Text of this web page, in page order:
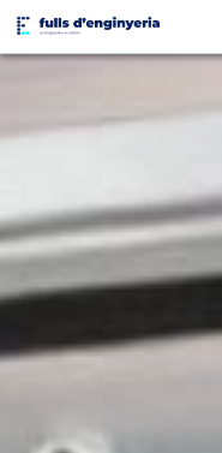
Vés
contingut